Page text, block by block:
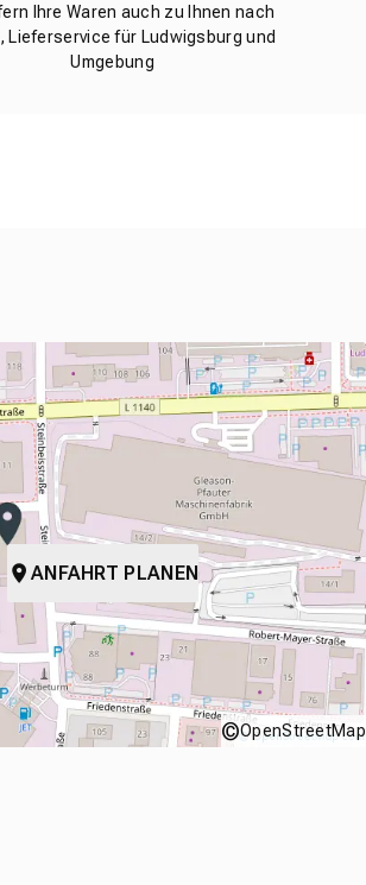
Ihre Waren auch zu Ihnen nach
Lieferservice für Ludwigsburg und
Umgebung
ANFAHRT PLANEN
©OpenStreetMap